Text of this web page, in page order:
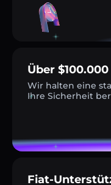
Über
Wir halten eine
Ihre Sicherheit
Fiat-